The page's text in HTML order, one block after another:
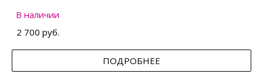
В наличии
2 700 руб.
ПОДРОБНЕЕ